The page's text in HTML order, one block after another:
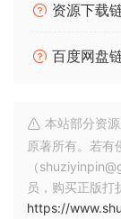
reborn.
Bring your
taking
workflow and
flexibility,
S-Console
资源下载
百度网盘
本站部分资
原著所有。若有
（
员，购买正版打
https://